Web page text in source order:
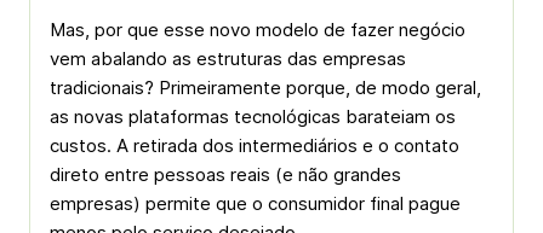
Mas, por que esse novo modelo de fazer negócio
vem abalando as estruturas das empresas
tradicionais? Primeiramente porque, de modo geral,
as novas plataformas tecnológicas barateiam os
custos. A retirada dos intermediários e o contato
direto entre pessoas reais (e não grandes
empresas) permite que o consumidor final pague